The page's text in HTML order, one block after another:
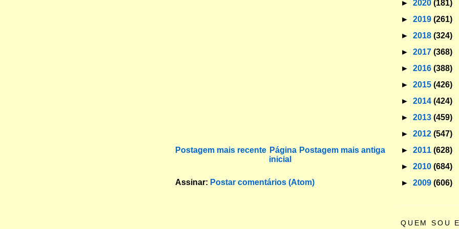
Postagem mais recente Postagem mais antiga
Página
inicial
Assinar: Postar comentários (Atom)
► 2020 (181)
► 2019 (261)
► 2018 (324)
► 2017 (368)
► 2016 (388)
► 2015 (426)
► 2014 (424)
► 2013 (459)
► 2012 (547)
► 2011 (628)
► 2010 (684)
► 2009 (606)
QUEM SOU